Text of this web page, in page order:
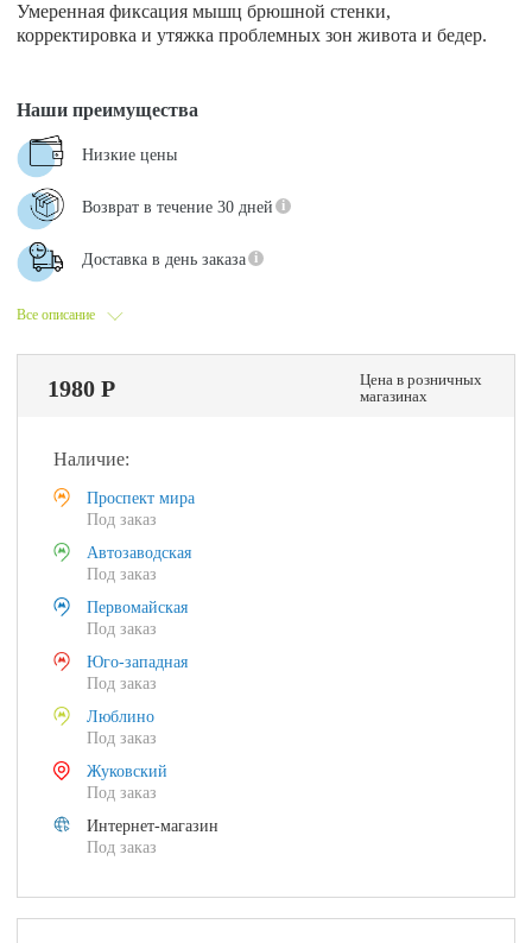
Умеренная фиксация мышц брюшной стенки,
корректировка и утяжка проблемных зон живота и бедер.
Все описание
Наши преимущества
Низкие цены
Возврат в течение 30 дней
Доставка в день заказа
1980 Р
Цена в розничных
магазинах
Наличие:
Проспект мира
Под заказ
Автозаводская
Под заказ
Первомайская
Под заказ
Юго-западная
Под заказ
Люблино
Под заказ
Жуковский
Под заказ
Интернет-магазин
Под заказ